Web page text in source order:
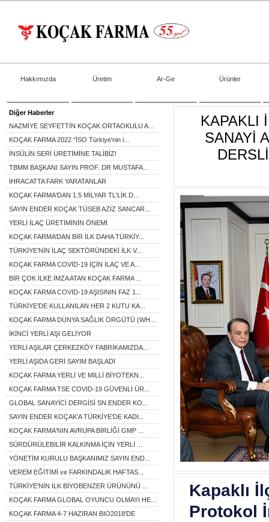
Hakkımızda Üretim Ar-Ge Ürünler
Diğer Haberler
NAZMİYE SEYFETTİN KOÇAK ORTAOKULU A...
KOÇAK FARMA 2022 "İSO Türkiye'nin i...
İNSÜLİN SERİ ÜRETİMİNE TALİBİZ!
TBMM BAŞKANI SAYIN PROF. DR MUSTAFA...
İHRACATTA FARK YARATANLAR
KOÇAK FARMA'DAN 1.5 MİLYAR TL'LİK D...
SAYIN ENDER KOÇAK TÜSEB AZİZ SANCAR...
YERLİ İLAÇ ÜRETİMİNİN ÖNEMİ
KOÇAK FARMA’DAN BİR İLK DAHA TÜRKİY...
TÜRKİYE’NİN İLAÇ SEKTÖRÜNDEKİ İLK V...
KOÇAK FARMA COVİD-19 İÇİN İLAÇ VE A...
BİR ÇOK İLKE İMZA ATAN KOÇAK FARMA ...
KOÇAK FARMA COVID-19 AŞISININ FAZ 1...
TÜRKİYE'DE KULLANILAN HER 2 KUTU KA...
KOÇAK FARMA DÜNYA SAĞLIK ÖRGÜTÜ (WH...
İKİNCİ YERLİ AŞI GELİYOR
YERLİ AŞILAR ÇERKEZKÖY FABRİKAMIZDA...
YERLİ AŞIDA GERİ SAYIM BAŞLADI
KOÇAK FARMA YERLİ VE MİLLİ BİYOTEKN...
KOÇAK FARMA TSE COVID-19 GÜVENLİ ÜR...
GLOBAL SANAYİCİ DERGİSİ SN.ENDER KO...
SAYIN ENDER KOÇAK'A TÜRKİYE'DE KADI...
KOÇAK FARMA'NIN AVRUPA BİRLİĞİ GMP ...
SÜRDÜRÜLEBİLİR KALKINMA İÇİN YERLİ ...
YÖNETİM KURULU BAŞKANIMIZ SAYIN END...
VEREM EĞİTİMİ ve FARKINDALIK HAFTAS...
TÜRKİYE'NİN İLK BİYOBENZER ÜRÜNÜNÜ ...
KOÇAK FARMA GLOBAL OYUNCU OLMAYI HE...
KOÇAK FARMA 4-7 HAZİRAN BIO2018'DE
KAPAKLI
SANAYİ
Kapaklı
Protokol